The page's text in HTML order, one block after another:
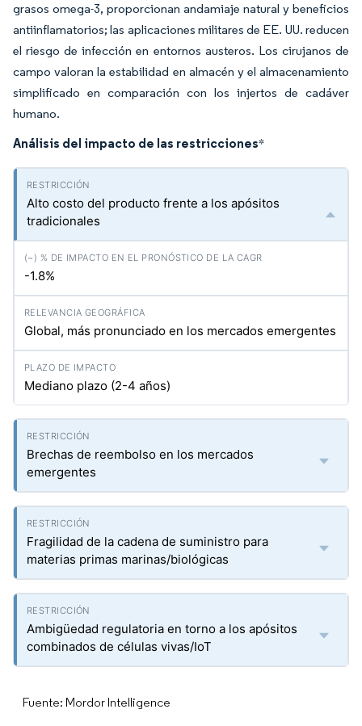
grasos omega-3, proporcionan andamiaje natural y beneficios
antiinflamatorios; las aplicaciones militares de EE. UU. reducen
el riesgo de infección en entornos austeros. Los cirujanos de
campo valoran la estabilidad en almacén y el almacenamiento
simplificado en comparación con los injertos de cadáver
humano.
Análisis del impacto de las restricciones*
Alto costo del producto frente a los apósitos
tradicionales
-1.8%
Global, más pronunciado en los mercados emergentes
Mediano plazo (2-4 años)
Brechas de reembolso en los mercados
emergentes
Fragilidad de la cadena de suministro para
materias primas marinas/biológicas
Ambigüedad regulatoria en torno a los apósitos
combinados de células vivas/IoT
Fuente: Mordor Intelligence